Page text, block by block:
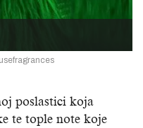
poslastici koja
te tople note koje